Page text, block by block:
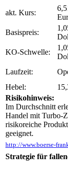
akt. Kurs:
Basispreis:
KO-Schwelle:
Laufzeit:
Hebel:
Risikohinweis:
Im Durchschnitt
Handel mit Turbo-
risikoreiche
geeignet.
http://www.boerse-
Strategie für